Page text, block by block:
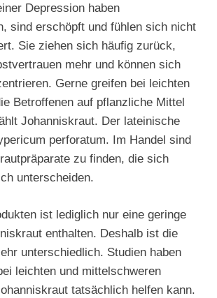
Depression haben
sind erschöpft und fühlen sich nicht
Sie ziehen sich häufig zurück,
mehr und können sich
Gerne greifen bei leichten
Betroffenen auf pflanzliche Mittel
Johanniskraut. Der lateinische
perforatum. Im Handel sind
zu finden, die sich
unterscheiden.
ist lediglich nur eine geringe
enthalten. Deshalb ist die
unterschiedlich. Studien haben
leichten und mittelschweren
tatsächlich helfen kann.